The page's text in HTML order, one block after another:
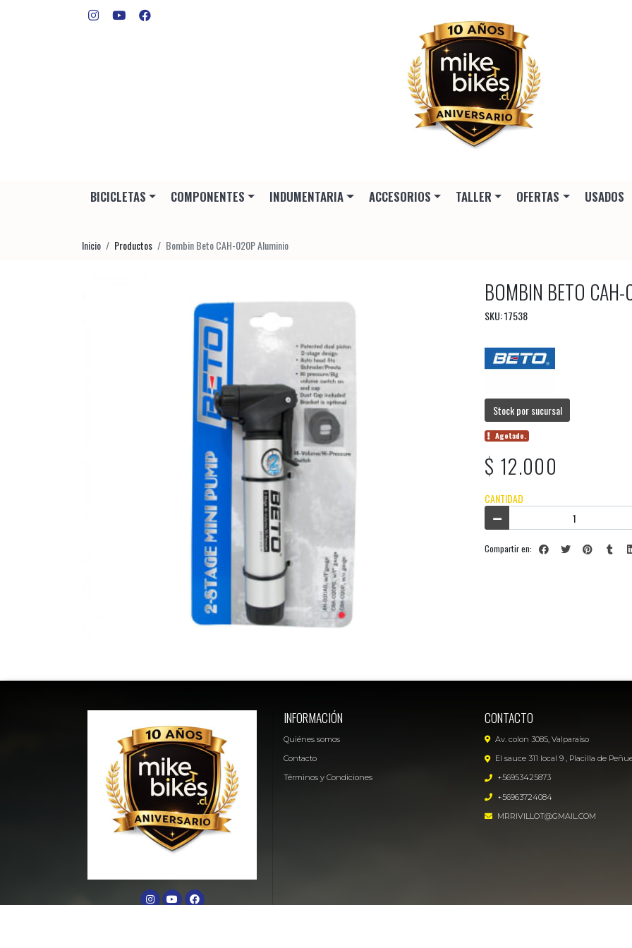
BICICLETAS COMPONENTES INDUMENTARIA ACCESORIOS TALLER OFERTAS USADOS
Inicio Productos Bombin Beto CAH-020P Aluminio
BOMBIN BETO
SKU: 17538
Stock por sucursal
Agotado.
$ 12.000
CANTIDAD
Compartir en:
INFORMACIÓN
Quiénes somos
Contacto
Términos y Condiciones
CONTACTO
Av. colon 3085, Valparaíso
El sauce 311 local 9 , Placilla de
+56953425873
+56963724084
MRRIVILLOT@GMAIL.COM